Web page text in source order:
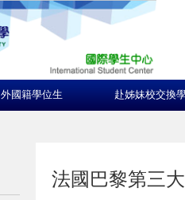
外國籍學位生 赴姊妹校交換
法國巴黎第三